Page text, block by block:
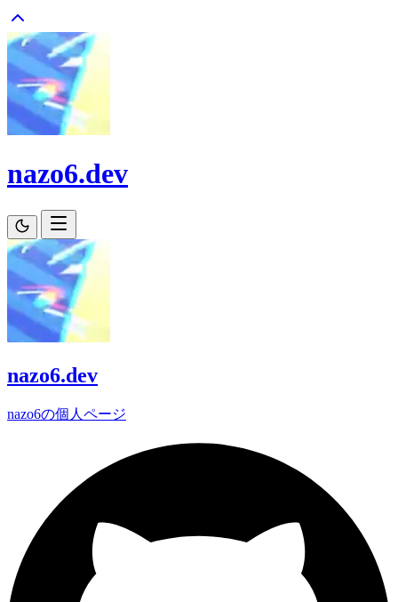
nazo6.dev
nazo6.dev
nazo6の個人ページ